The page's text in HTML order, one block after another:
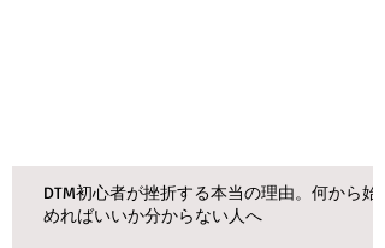
DTM初心者が挫折する本当の理由。何から始
めればいいか分からない人へ